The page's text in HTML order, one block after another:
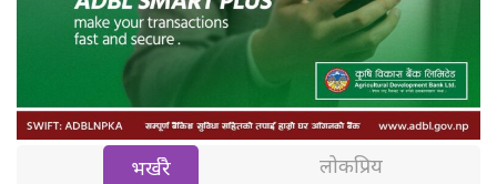
भर्खरै लोकप्रिय